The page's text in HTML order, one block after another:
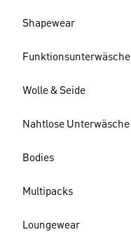
Shapewear
Funktionsunterwäsche
Wolle & Seide
Nahtlose Unterwäsche
Bodies
Multipacks
Loungewear